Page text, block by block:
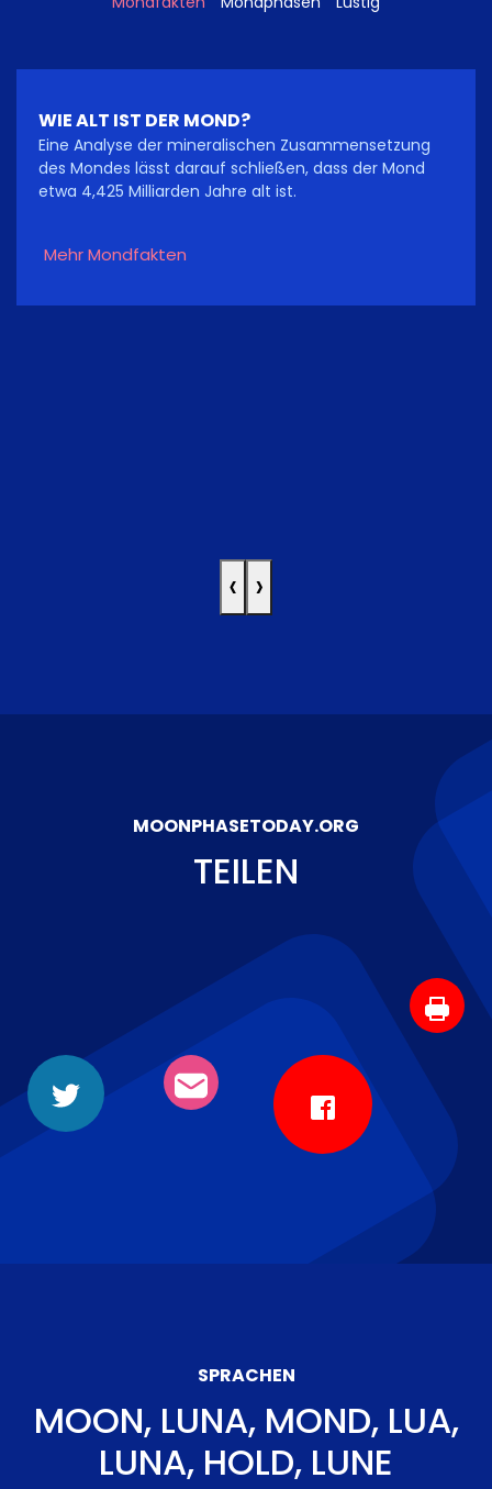
WIE ALT IST DER MOND?
Eine Analyse der mineralischen Zusammensetzung
des Mondes lässt darauf schließen, dass der Mond
etwa 4,425 Milliarden Jahre alt ist.
Mehr Mondfakten
‹ ›
MOONPHASETODAY.ORG
TEILEN
SPRACHEN
MOON, LUNA, MOND, LUA,
LUNA, HOLD, LUNE